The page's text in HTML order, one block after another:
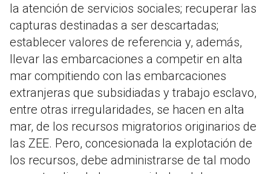
la atención de servicios sociales; recuperar las
capturas destinadas a ser descartadas;
establecer valores de referencia y, además,
llevar las embarcaciones a competir en alta
mar compitiendo con las embarcaciones
extranjeras que subsidiadas y trabajo esclavo,
entre otras irregularidades, se hacen en alta
mar, de los recursos migratorios originarios de
las ZEE. Pero, concesionada la explotación de
los recursos, debe administrarse de tal modo